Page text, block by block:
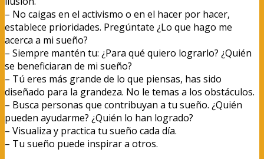
– No caigas en el activismo o en el hacer por hacer,
establece prioridades. Pregúntate ¿Lo que hago me
acerca a mi sueño?
– Siempre mantén tu: ¿Para qué quiero lograrlo? ¿Quién
se beneficiaran de mi sueño?
– Tú eres más grande de lo que piensas, has sido
diseñado para la grandeza. No le temas a los obstáculos.
– Busca personas que contribuyan a tu sueño. ¿Quién
pueden ayudarme? ¿Quién lo han logrado?
– Visualiza y practica tu sueño cada día.
– Tu sueño puede inspirar a otros.